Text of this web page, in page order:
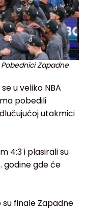
Zapadne
u veliko NBA
pobedili
utakmici
4:3 i plasirali su
godine gde će
finale Zapadne